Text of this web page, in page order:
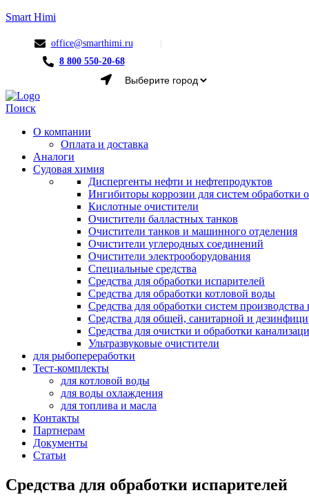
Smart Himi
8 800 550-20-68
office@smarthimi.ru
Menu
Поиск
О компании
Оплата и доставка
Аналоги
Судовая химия
Диспергенты нефти и нефтепродуктов
Ингибиторы коррозии для систем
Кислотные очистители
Очистители балластных танков
Очистители танков и машинного отделения
Очистители углеродных соединений
Очистители электрооборудования
Специальные средства
Средства для обработки испарителей
Средства для обработки котловой воды
Средства для обработки систем
Средства для общей, санитарной и
Средства для очистки и обработки
Ультразвуковые очистители
для рыбопереработки
Тест-комплекты
для котловой воды
для воды охлаждения
для топлива и масла
Контакты
Партнерам
Документы
Статьи
Средства для обработки испарителей